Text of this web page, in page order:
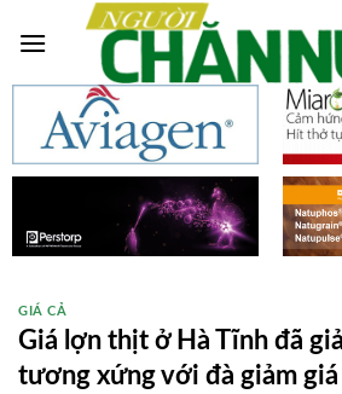
GIÁ CẢ
Giá lợn thịt ở Hà Tĩnh đã
tương xứng với đà giảm